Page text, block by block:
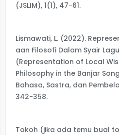
(JSLIM), 1(1), 47-61.
Lismawati, L. (2022).
aan Filosofi Dalam Syair
(Representation of Local
Philosophy in the Banjar
Bahasa, Sastra, dan
342-358.
Tokoh (jika ada temu bual